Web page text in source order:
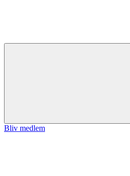
Bliv medlem